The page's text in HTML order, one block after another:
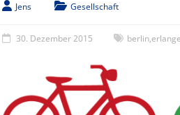
Jens Gesellschaft
30. Dezember 2015 berlin,